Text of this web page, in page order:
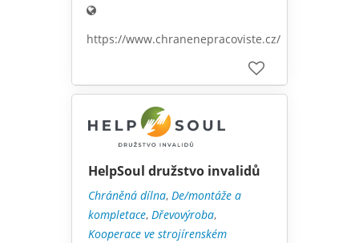
https://www.chranenepracoviste.cz/
HelpSoul družstvo invalidů
Chráněná dílna, De/montáže a
kompletace, Dřevovýroba,
Kooperace ve strojírenském